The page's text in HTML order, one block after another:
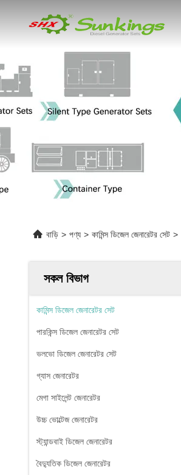
বাড়ি > পণ্য > কামিন্স ডিজেল জেনারেটর সেট >
সকল বিভাগ
কামিন্স ডিজেল জেনারেটর সেট
পারকিন্স ডিজেল জেনারেটর সেট
ভলভো ডিজেল জেনারেটর সেট
গ্যাস জেনারেটর
মেগা সাইলেন্ট জেনারেটর
উচ্চ ভোল্টেজ জেনারেটর
স্ট্যান্ডবাই ডিজেল জেনারেটর
বৈদ্যুতিক ডিজেল জেনারেটর